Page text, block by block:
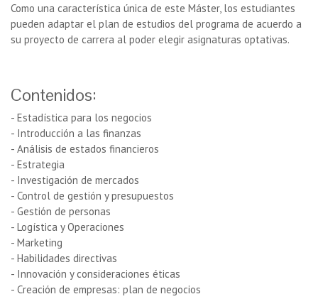
Como una característica única de este Máster, los estudiantes
pueden adaptar el plan de estudios del programa de acuerdo a
su proyecto de carrera al poder elegir asignaturas optativas.
Contenidos:
- Estadística para los negocios
- Introducción a las finanzas
- Análisis de estados financieros
- Estrategia
- Investigación de mercados
- Control de gestión y presupuestos
- Gestión de personas
- Logística y Operaciones
- Marketing
- Habilidades directivas
- Innovación y consideraciones éticas
- Creación de empresas: plan de negocios